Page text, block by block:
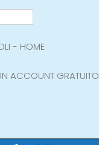
- HOME
ACCOUNT GRATUITO